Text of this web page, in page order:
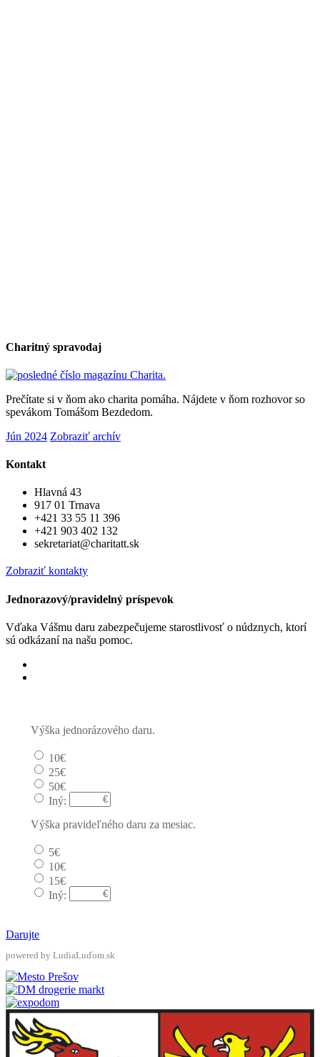
Charitný spravodaj
Prečítate si v ňom ako charita pomáha. Nájdete v ňom rozhovor so
spevákom Tomášom Bezdedom.
Jún 2024 Zobraziť archív
Kontakt
Hlavná 43
917 01 Trnava
+421 33 55 11 396
+421 903 402 132
sekretariat@charitatt.sk
Zobraziť kontakty
Jednorazový/pravidelný príspevok
Vďaka Vášmu daru zabezpečujeme starostlivosť o núdznych, ktorí
sú odkázaní na našu pomoc.
Výška jednorázového daru.
10€
25€
50€
Iný:
Výška pravideľného daru za mesiac.
5€
10€
15€
Iný:
Darujte
powered by LudiaLuďom.sk